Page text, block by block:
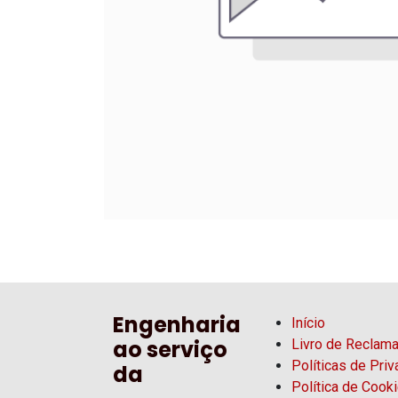
Engenharia
ao serviço
da
Início
Livro de
Políticas de
Política de